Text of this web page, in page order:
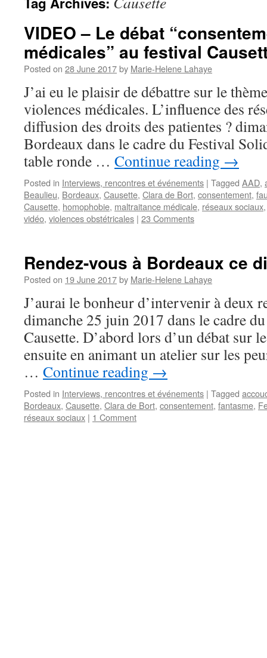
VIDEO – Le débat
médicales” au festival
Posted on 28 June 2017by Marie-Helene Lahaye
J’ai eu le plaisir de débattre sur le
violences médicales. L’influence des
diffusion des droits des patientes ?
Bordeaux dans le cadre du Festival
table ronde … Continue reading →
Posted in Interviews, rencontres et événements | Tagged AAD,
Beaulieu, Bordeaux, Causette, Clara de Bort, consentement,
Causette, homophobie, maltraitance médicale, réseaux sociaux
vidéo, violences obstétricales | 23 Comments
Rendez-vous à Bordeaux ce
Posted on 19 June 2017by Marie-Helene Lahaye
J’aurai le bonheur d’intervenir à deux
dimanche 25 juin 2017 dans le cadre
Causette. D’abord lors d’un débat sur
ensuite en animant un atelier sur les
… Continue reading →
Posted in Interviews, rencontres et événements | Tagged
Bordeaux, Causette, Clara de Bort, consentement, fantasme,
réseaux sociaux | 1 Comment